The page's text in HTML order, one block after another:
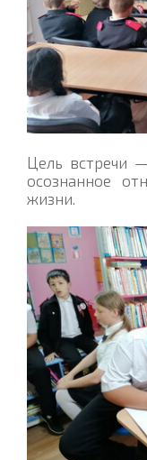
Цель встречи
осознанное
жизни.